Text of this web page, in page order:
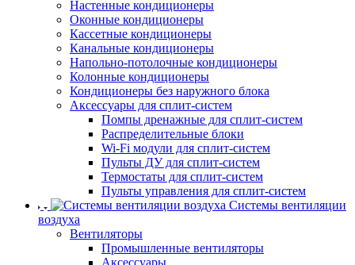
Настенные кондиционеры
Оконные кондиционеры
Кассетные кондиционеры
Канальные кондиционеры
Напольно-потолочные кондиционеры
Колонные кондиционеры
Кондиционеры без наружного блока
Аксессуары для сплит-систем
Помпы дренажные для сплит-систем
Распределительные блоки
Wi-Fi модули для сплит-систем
Пульты ДУ для сплит-систем
Термостаты для сплит-систем
Пульты управления для сплит-систем
Системы вентиляции
воздуха
Вентиляторы
Промышленные вентиляторы
Аксессуары